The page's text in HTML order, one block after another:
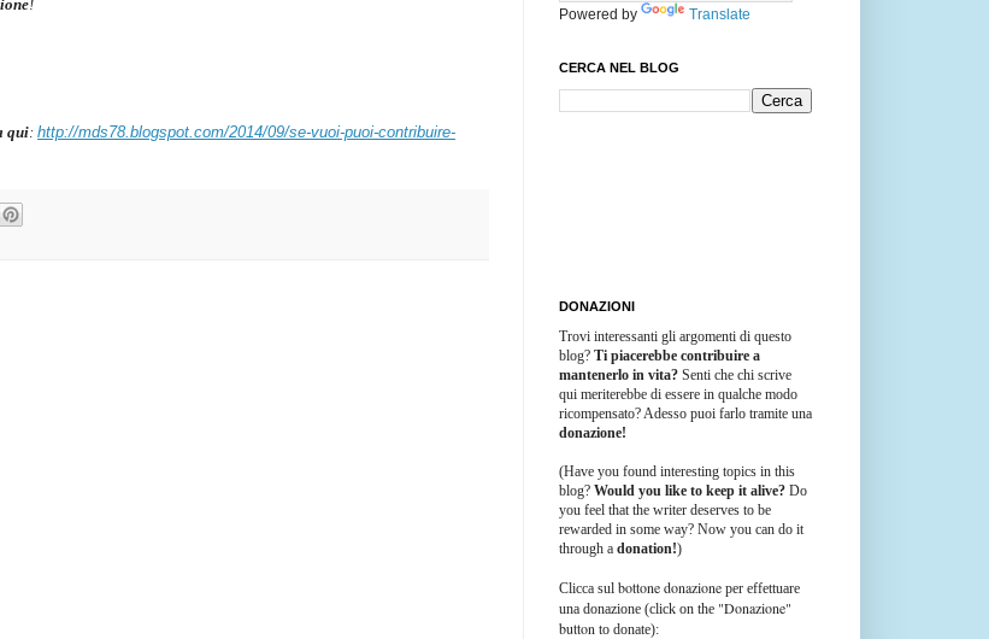
!
qui: http://mds78.blogspot.com/2014/09/se-vuoi-puoi-contribuire-
Powered by Translate
CERCA NEL BLOG
DONAZIONI
Trovi interessanti gli argomenti di questo
blog? Ti piacerebbe contribuire a
mantenerlo in vita? Senti che chi scrive
qui meriterebbe di essere in qualche modo
ricompensato? Adesso puoi farlo tramite una
donazione!
(Have you found interesting topics in this
blog? Would you like to keep it alive? Do
you feel that the writer deserves to be
rewarded in some way? Now you can do it
through a donation!)
Clicca sul bottone donazione per effettuare
una donazione (click on the "Donazione"
button to donate):